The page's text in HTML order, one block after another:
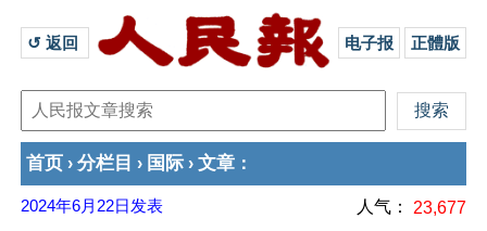
↺ 返回 电子报 正體版
首页 › 分栏目 › 国际 › 文章 ：
2024年6月22日 发表 人气： 23,677